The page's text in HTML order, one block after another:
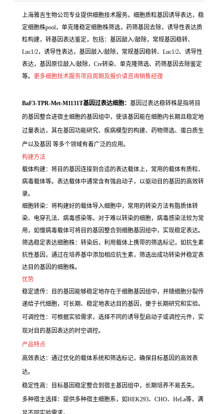
上海雅吉生物公司专业提供细胞技术服务。细胞质粒基因诱导表达，稳
定细胞株pool，单克隆稳定细胞株筛选，药筛基因去除，诱导性表达质
粒构建，转基因表达鉴定，包括：基因敲入/敲除，常规基因稳转、
Luc1/2，诱导性表达，基因敲入/敲除，常规基因稳转、Luc1/2、诱导性
表达，基因原位敲入/敲除，Cre转染、单克隆筛选、药筛基因去除鉴定
等。 更多细胞技术服务项目周期及报价请咨询销售经理
BaF3-TPR-Met-M1131T基因过表达细胞： 基因过表达稳转株是指将目
的基因整合进宿主细胞的基因组中，使该基因能在细胞内长期且稳定地
过量表达，其在基因功能研究、疾病模型的构建、药物筛选、蛋白质生
产以及基因 等多个领域有着广泛的应用。
构建方法
载体构建：将目的基因连接到合适的表达载体上，常用的载体有质粒、
病毒载体等。表达载体中通常含有强启动子，以驱动目的基因的高效转
录。
细胞转染：将构建好的载体导入细胞中，常用的转染方法有脂质体转
染、电穿孔法、病毒感染等。对于难以转染的细胞，病毒感染法较为常
用，如慢病毒载体可将目的基因整合到细胞基因组中，实现稳定表达。
筛选稳定表达细胞株：转染后，利用载体上携带的筛选标记，如抗生素
抗性基因，通过在培养基中添加相应抗生素，筛选出成功转染并稳定表
达目的基因的细胞株。
优势
稳定遗传：目的基因能够稳定地存在于细胞基因组中，并随细胞分裂传
递给子代细胞，可长期、稳定地表达目的基因，便于长期研究和实验。
可调控性：可根据实验需求，选择不同的诱导型启动子或调控元件，实
现对目的基因表达的时空调控。
产品特点
高效表达：通过优化的载体系统和筛选标记，确保目标基因的高效表
达。
稳定性高：目标基因稳定整合到宿主基因组中，长期培养不易丢失。
多种宿主选择：提供多种宿主细胞系，如HEK293、CHO、HeLa等，满